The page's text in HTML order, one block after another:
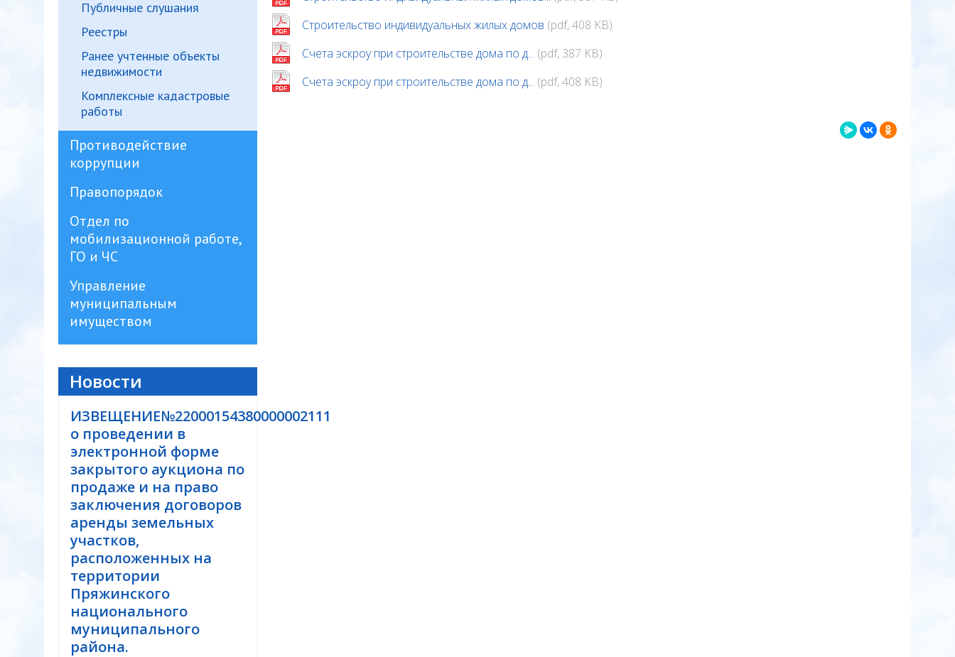
Публичные слушания
Реестры
Ранее учтенные объекты
недвижимости
Комплексные кадастровые
работы
Противодействие
коррупции
Правопорядок
Отдел по
мобилизационной работе,
ГО и ЧС
Управление
муниципальным
имуществом
Новости
ИЗВЕЩЕНИЕ№22000154380000002111
о проведении в
электронной форме
закрытого аукциона по
продаже и на право
заключения договоров
аренды земельных
участков,
расположенных на
территории
Пряжинского
национального
муниципального
района.
Строительство индивидуальных жилых домов (pdf, 408 KB)
Счета эскроу при строительстве дома по д... (pdf, 387 KB)
Счета эскроу при строительстве дома по д... (pdf, 408 KB)